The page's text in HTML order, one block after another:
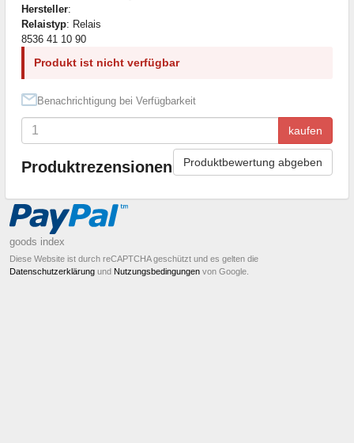
Hersteller:
Relaistyp: Relais
8536 41 10 90
Produkt ist nicht verfügbar
Benachrichtigung bei Verfügbarkeit
kaufen
Produktrezensionen Produktbewertung abgeben
goods index
Diese Website ist durch reCAPTCHA geschützt und es gelten die
Datenschutzerklärung und Nutzungsbedingungen von Google.